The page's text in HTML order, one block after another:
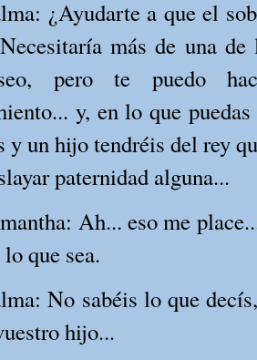
¿Ayudarte a que el
más de una de
pero te puedo
y, en lo que
y un hijo tendréis del rey
paternidad alguna...
Ah... eso me
que sea.
No sabéis lo que
hijo...